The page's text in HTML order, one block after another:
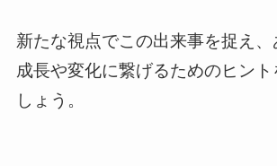
新たな視点でこの出来事を捉え
成長や変化に繋げるためのヒント
しょう。